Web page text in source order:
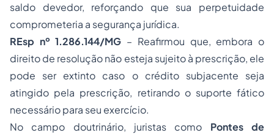
saldo devedor, reforçando que sua perpetuidade
comprometeria a segurança jurídica.
REsp nº 1.286.144/MG – Reafirmou que, embora o
direito de resolução não esteja sujeito à prescrição, ele
pode ser extinto caso o crédito subjacente seja
atingido pela prescrição, retirando o suporte fático
necessário para seu exercício.
No campo doutrinário, juristas como Pontes de